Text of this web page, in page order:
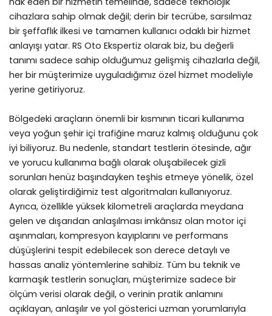
cihazlara sahip olmak değil; derin bir tecrübe, sarsılmaz
bir şeffaflık ilkesi ve tamamen kullanıcı odaklı bir hizmet
anlayışı yatar. RS Oto Ekspertiz olarak biz, bu değerli
tanımı sadece sahip olduğumuz gelişmiş cihazlarla değil,
her bir müşterimize uyguladığımız özel hizmet modeliyle
yerine getiriyoruz.
Bölgedeki araçların önemli bir kısmının ticari kullanıma
veya yoğun şehir içi trafiğine maruz kalmış olduğunu çok
iyi biliyoruz. Bu nedenle, standart testlerin ötesinde, ağır
ve yorucu kullanıma bağlı olarak oluşabilecek gizli
sorunları henüz başındayken teşhis etmeye yönelik, özel
olarak geliştirdiğimiz test algoritmaları kullanıyoruz.
Ayrıca, özellikle yüksek kilometreli araçlarda meydana
gelen ve dışarıdan anlaşılması imkânsız olan motor içi
aşınmaları, kompresyon kayıplarını ve performans
düşüşlerini tespit edebilecek son derece detaylı ve
hassas analiz yöntemlerine sahibiz. Tüm bu teknik ve
karmaşık testlerin sonuçları, müşterimize sadece bir
ölçüm verisi olarak değil, o verinin pratik anlamını
açıklayan, anlaşılır ve yol gösterici uzman yorumlarıyla